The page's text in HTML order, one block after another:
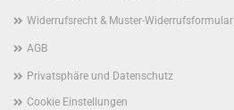
Widerrufsrecht & Muster-Widerrufsformular
AGB
Privatsphäre und Datenschutz
Cookie Einstellungen